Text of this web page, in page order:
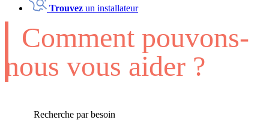
Trouvez un installateur
Comment pouvons-
nous vous aider ?
Recherche par besoin